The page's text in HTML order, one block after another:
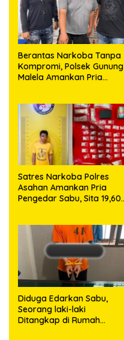
Berantas Narkoba Tanpa
Kompromi, Polsek Gunung
Malela Amankan Pria
Satres Narkoba Polres
Asahan Amankan Pria
Pengedar Sabu, Sita 19,60
Diduga Edarkan Sabu,
Seorang laki-laki
Ditangkap di Rumah